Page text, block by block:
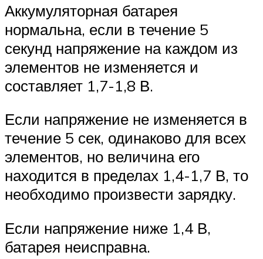
Аккумуляторная батарея
нормальна, если в течение 5
секунд напряжение на каждом из
элементов не изменяется и
составляет 1,7-1,8 В.
Если напряжение не изменяется в
течение 5 сек, одинаково для всех
элементов, но величина его
находится в пределах 1,4-1,7 В, то
необходимо произвести зарядку.
Если напряжение ниже 1,4 В,
батарея неисправна.